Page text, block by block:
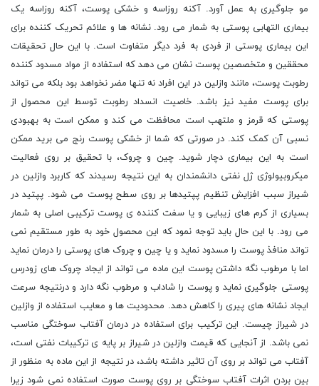
مو جلوگیری به عمل آورد. آکنه روزاسه و خشکی پوست، آکنه روزاسه یک
بیماری التهابی پوستی به شمار می رود. نشانه ها و علائم تحریک کننده برای
این بیماری پوستی از فردی به فرد دیگر متفاوت است. با این حال تحقیقات
محققین و متخصصین پوست نشان می دهد که استفاده از مواد مسدود کننده
رطوبت پوست، مانند وازلین در این افراد نه تنها مضر نخواهد بود بلکه می تواند
برای پوست مفید نیز باشد. خاصیت انسداد رطوبت توسط این محصول از
پوستی که قرمز و ملتهب است محافظت می کند و ممکن است به بهبودی
نسبی آن کمک کند. در صورتی که شما از خشکی پوست رنج می برید ممکن
است به این بیماری دچار شوید. چین و چروک، با تحقیق بر روی فعالیت
میکروبیولوژی ژل نفتی دانشمندان به این نتیجه رسیدند که کاربرد وازلین در
شیراز سبب افزایش تنظیم پپتیدها بر روی سطح پوست می شود. پپتید در
بسیاری از کرم های زیبایی و یا سفت کننده ی پوست ترکیبی اصلی به شمار
می رود. با این حال باید توجه نمود که این محصول خود به طور مستقیم نمی
تواند منافذ پوست را مسدود نماید و یا چین و چروک های پوستی را درمان نماید
اما با مرطوب نگه داشتن پوست این ماده می تواند از ایجاد چروک های زودرس
پوستی جلوگیری نماید و پوست را شاداب و مرطوب نگه دارد و درنتیجه سرعت
ایجاد نشانه های پیری را کاهش دهد. محدودیت ها و معایب استفاده از وازلین
در شیراز چیست. این ترکیب برای استفاده در درمان آفتاب سوختگی مناسب
نمی باشد. از آنجایی که قیمت وازلین در شیراز بر پایه ی ترکیبات نفتی است،
آفتاب می تواند بر روی آن تاثیر داشته باشد، در نتیجه از این ماده به منظور از
بین بردن اثرات آفتاب سوختگی بر روی پوست صورت استفاده نمی شود زیرا